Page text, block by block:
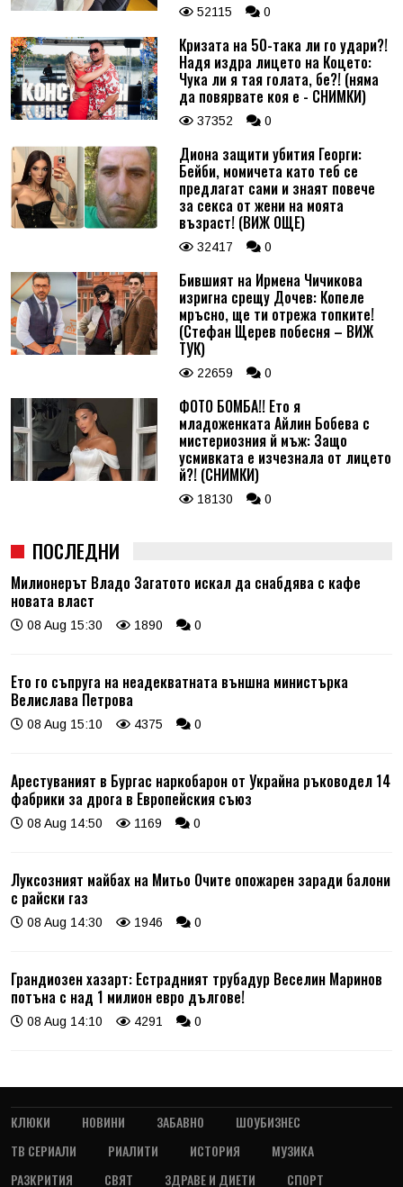
52115 0
Кризата на 50-така ли го удари?!
Надя издра лицето на Коцето:
Чука ли я тая голата, бе?! (няма
да повярвате коя е - СНИМКИ)
37352 0
Диона защити убития Георги:
Бейби, момичета като теб се
предлагат сами и знаят повече
за секса от жени на моята
възраст! (ВИЖ ОЩЕ)
32417 0
Бившият на Ирмена Чичикова
изригна срещу Дочев: Копеле
мръсно, ще ти отрежа топките!
(Стефан Щерев побесня – ВИЖ
ТУК)
22659 0
ФОТО БОМБА!! Ето я
младоженката Айлин Бобева с
мистериозния й мъж: Защо
усмивката е изчезнала от лицето
й?! (СНИМКИ)
18130 0
ПОСЛЕДНИ
Милионерът Владо Загатото искал да снабдява с кафе
новата власт
08 Aug 15:30 1890 0
Ето го съпруга на неадекватната външна министърка
Велислава Петрова
08 Aug 15:10 4375 0
Арестуваният в Бургас наркобарон от Украйна ръководел 14
фабрики за дрога в Европейския съюз
08 Aug 14:50 1169 0
Луксозният майбах на Митьо Очите опожарен заради балони
с райски газ
08 Aug 14:30 1946 0
Грандиозен хазарт: Естрадният трубадур Веселин Маринов
потъна с над 1 милион евро дългове!
08 Aug 14:10 4291 0
КЛЮКИ НОВИНИ ЗАБАВНО
ШОУБИЗНЕС
ТВ СЕРИАЛИ
РИАЛИТИ ИСТОРИЯ
МУЗИКА
РАЗКРИТИЯ
СВЯТ ЗДРАВЕ И ДИЕТИ СПОРТ